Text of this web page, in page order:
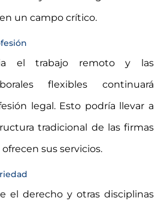
un campo crítico.
el trabajo remoto y las
flexibles continuará
legal. Esto podría llevar a
tradicional de las firmas
sus servicios.
el derecho y otras disciplinas